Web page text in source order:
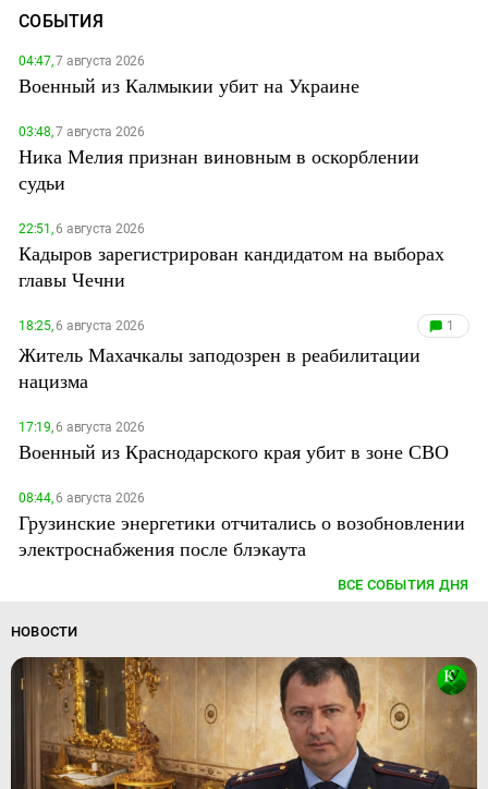
СОБЫТИЯ
04:47,7 августа 2026
Военный из Калмыкии убит на Украине
03:48,7 августа 2026
Ника Мелия признан виновным в оскорблении
судьи
22:51,6 августа 2026
Кадыров зарегистрирован кандидатом на выборах
главы Чечни
18:25,6 августа 2026 1
Житель Махачкалы заподозрен в реабилитации
нацизма
17:19,6 августа 2026
Военный из Краснодарского края убит в зоне СВО
08:44,6 августа 2026
Грузинские энергетики отчитались о возобновлении
электроснабжения после блэкаута
ВСЕ СОБЫТИЯ ДНЯ
НОВОСТИ